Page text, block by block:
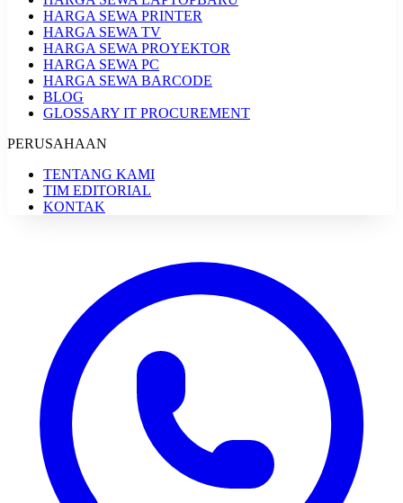
HARGA SEWA PRINTER
HARGA SEWA TV
HARGA SEWA PROYEKTOR
HARGA SEWA PC
HARGA SEWA BARCODE
BLOG
GLOSSARY IT PROCUREMENT
PERUSAHAAN
TENTANG KAMI
TIM EDITORIAL
KONTAK